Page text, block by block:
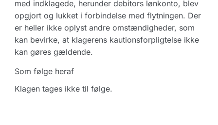
med indklagede, herunder debitors lønkonto, blev
opgjort og lukket i forbindelse med flytningen. Der
er heller ikke oplyst andre omstændigheder, som
kan bevirke, at klagerens kautionsforpligtelse ikke
kan gøres gældende.
Som følge heraf
Klagen tages ikke til følge.